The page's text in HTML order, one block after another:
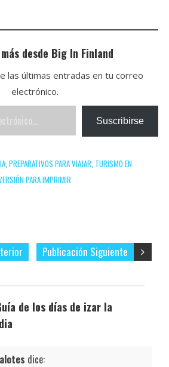
desde Big In Finland
las últimas entradas en tu correo
electrónico.
Suscribirse
, PREPARATIVOS PARA VIAJAR TURISMO EN
PARA IMPRIMIR
Publicación Siguiente
de los días de izar la
dice: